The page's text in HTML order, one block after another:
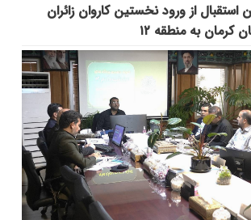
استقبال از ورود نخستین کاروان زائران
کرمان به منطقه ۱۲